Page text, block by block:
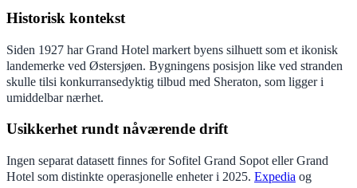
Historisk kontekst
Siden 1927 har Grand Hotel markert byens silhuett som et ikonisk
landemerke ved Østersjøen. Bygningens posisjon like ved stranden
skulle tilsi konkurransedyktig tilbud med Sheraton, som ligger i
umiddelbar nærhet.
Usikkerhet rundt nåværende drift
Ingen separat datasett finnes for Sofitel Grand Sopot eller Grand
Hotel som distinkte operasjonelle enheter i 2025. Expedia og